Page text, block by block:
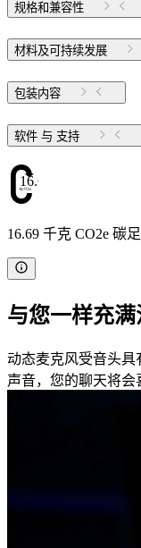
规格和兼容性
材料及可持续发展
包装内容
软件 与 支持
16.69
16.69 千克 CO2e 碳
与您一样充
动态麦克风受音头具
声音，您的聊天将会